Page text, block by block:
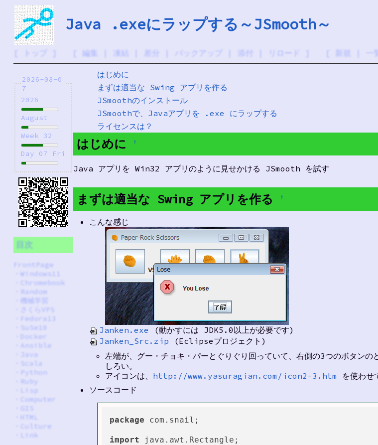
Java .exeにラップする～JSmooth～
トップ 編集 凍結 差分 バックアップ 添付 リロード
2026-08-0
7
2026
August
Week 32
Day 07 Fri
目次
FrontPage
Windows11
Chromebook
Random
機械学習
さくらVPS
Fedora13
SuSe10
Docker
Ansible
Java
Scala
Python
Ruby
Lisp
Computer
GIS
HTML
Culture
Link
はじめに
まずは適当な Swing アプリを作る
JSmoothのインストール
JSmoothで、Javaアプリを .exe にラップする
ライセンスは？
はじめに †
Java アプリを Win32 アプリのように見せかける JSmooth を試す
まずは適当な Swing アプリを作る †
こんな感じ
Janken.exe (動かすには JDK5.0以上が必要です)
Janken_Src.zip (Eclipseプロジェクト)
左端が、グー・チョキ・パーとぐりぐり回っていて、右側の3つのボタン
しろい。
アイコンは、 http://www.yasuragian.com/icon2-3.htm を使わせ
ソースコード
package com.snail;
import java.awt.Rectangle;